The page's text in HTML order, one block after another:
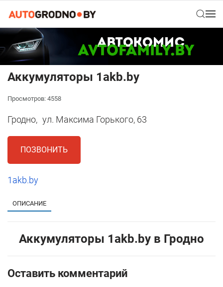
Аккумуляторы 1akb.by
Просмотров: 4558
Гродно, ул. Максима Горького, 63
ПОЗВОНИТЬ
1akb.by
ОПИСАНИЕ
Аккумуляторы 1akb.by в Гродно
Оставить комментарий